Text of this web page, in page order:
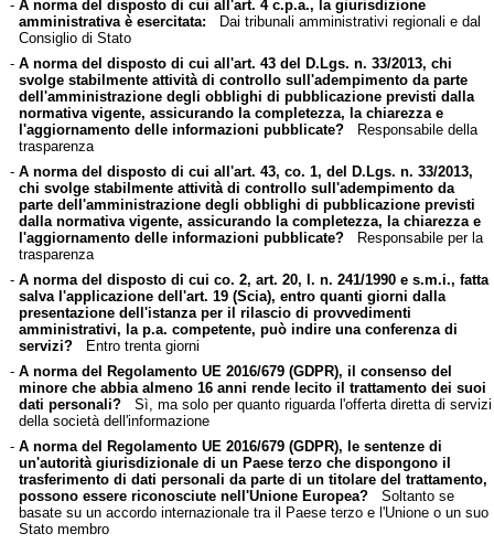
- A norma del disposto di cui all'art. 4 c.p.a., la giurisdizione
amministrativa è esercitata: Dai tribunali amministrativi regionali e dal
Consiglio di Stato
- A norma del disposto di cui all'art. 43 del D.Lgs. n. 33/2013, chi
svolge stabilmente attività di controllo sull'adempimento da parte
dell'amministrazione degli obblighi di pubblicazione previsti dalla
normativa vigente, assicurando la completezza, la chiarezza e
l'aggiornamento delle informazioni pubblicate?Responsabile della
trasparenza
- A norma del disposto di cui all'art. 43, co. 1, del D.Lgs. n. 33/2013,
chi svolge stabilmente attività di controllo sull'adempimento da
parte dell'amministrazione degli obblighi di pubblicazione previsti
dalla normativa vigente, assicurando la completezza, la chiarezza e
l'aggiornamento delle informazioni pubblicate?Responsabile per la
trasparenza
- A norma del disposto di cui co. 2, art. 20, l. n. 241/1990 e s.m.i., fatta
salva l'applicazione dell'art. 19 (Scia), entro quanti giorni dalla
presentazione dell'istanza per il rilascio di provvedimenti
amministrativi, la p.a. competente, può indire una conferenza di
servizi?Entro trenta giorni
- A norma del Regolamento UE 2016/679 (GDPR), il consenso del
minore che abbia almeno 16 anni rende lecito il trattamento dei suoi
dati personali?Sì, ma solo per quanto riguarda l'offerta diretta di servizi
della società dell'informazione
- A norma del Regolamento UE 2016/679 (GDPR), le sentenze di
un'autorità giurisdizionale di un Paese terzo che dispongono il
trasferimento di dati personali da parte di un titolare del trattamento,
possono essere riconosciute nell'Unione Europea?Soltanto se
basate su un accordo internazionale tra il Paese terzo e l'Unione o un suo
Stato membro